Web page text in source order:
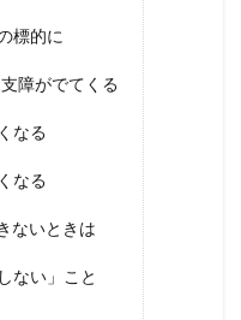
標的に
障がでてくる
なる
なる
ないときは
ない」こと